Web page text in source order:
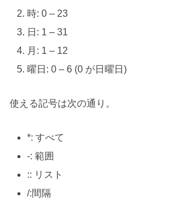
時: 0 – 23
日: 1 – 31
月: 1 – 12
曜日: 0 – 6 (0 が日曜日)
使える記号は次の通り。
*: すべて
-: 範囲
:: リスト
/:間隔